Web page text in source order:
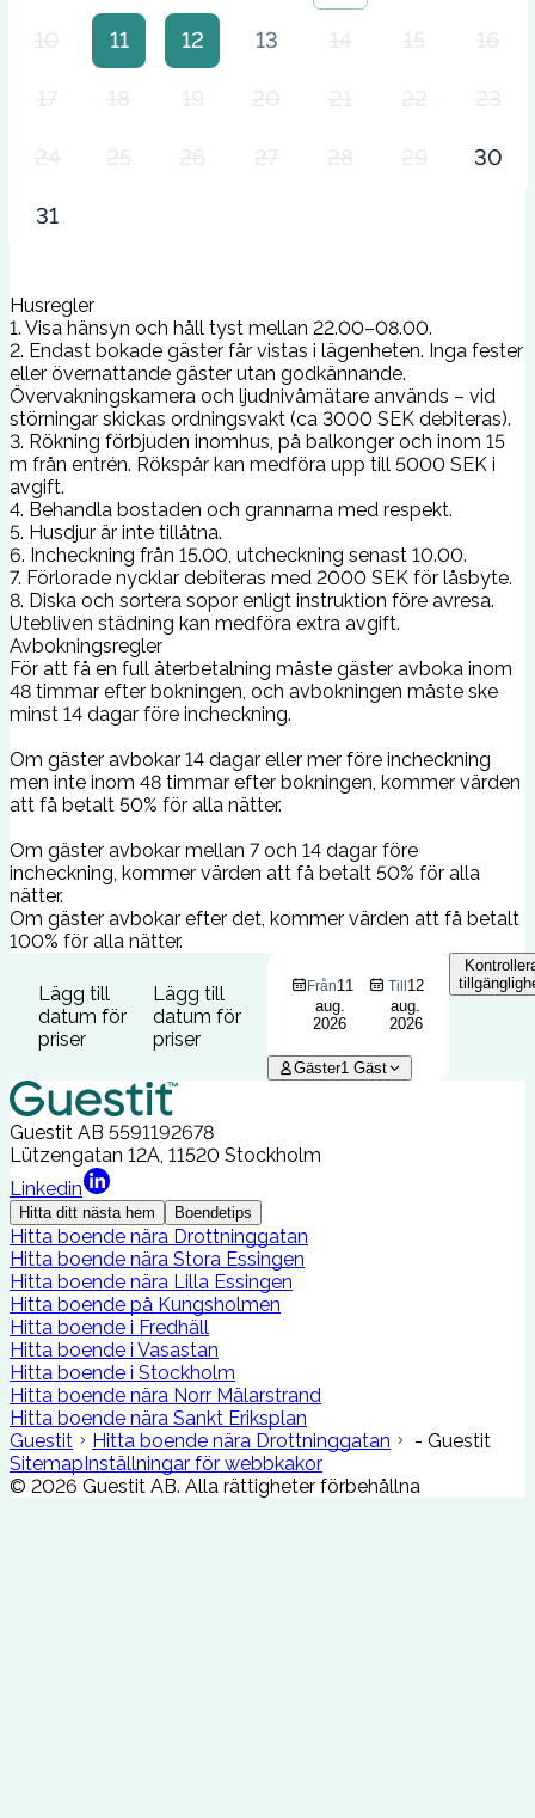
10 11 12 13 14 15 16
17 18 19 20 21 22 23
24 25 26 27 28 29 30
31
Husregler
1. Visa hänsyn och håll tyst mellan 22.00–08.00.
2. Endast bokade gäster får vistas i lägenheten. Inga fester
eller övernattande gäster utan godkännande.
Övervakningskamera och ljudnivåmätare används – vid
störningar skickas ordningsvakt (ca 3000 SEK debiteras).
3. Rökning förbjuden inomhus, på balkonger och inom 15
m från entrén. Rökspår kan medföra upp till 5000 SEK i
avgift.
4. Behandla bostaden och grannarna med respekt.
5. Husdjur är inte tillåtna.
6. Incheckning från 15.00, utcheckning senast 10.00.
7. Förlorade nycklar debiteras med 2000 SEK för låsbyte.
8. Diska och sortera sopor enligt instruktion före avresa.
Utebliven städning kan medföra extra avgift.
Avbokningsregler
För att få en full återbetalning måste gäster avboka inom
48 timmar efter bokningen, och avbokningen måste ske
minst 14 dagar före incheckning.
Om gäster avbokar 14 dagar eller mer före incheckning
men inte inom 48 timmar efter bokningen, kommer värden
att få betalt 50% för alla nätter.
Om gäster avbokar mellan 7 och 14 dagar före
incheckning, kommer värden att få betalt 50% för alla
nätter.
Om gäster avbokar efter det, kommer värden att få betalt
100% för alla nätter.
Lägg till
datum för
priser
Lägg till
datum för
priser
Från11
aug.
2026
Till 12
aug.
2026
Gäster1 Gäst
Guestit AB 5591192678
Lützengatan 12A, 11520 Stockholm
Linkedin
Hitta ditt nästa hem Boendetips
Hitta boende nära Drottninggatan
Hitta boende nära Stora Essingen
Hitta boende nära Lilla Essingen
Hitta boende på Kungsholmen
Hitta boende i Fredhäll
Hitta boende i Vasastan
Hitta boende i Stockholm
Hitta boende nära Norr Mälarstrand
Hitta boende nära Sankt Eriksplan
Guestit
Hitta boende nära Drottninggatan
- Guestit
Sitemap Inställningar för webbkakor
© 2026 Guestit AB. Alla rättigheter förbehållna